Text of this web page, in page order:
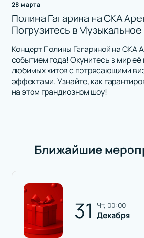
28 марта
Полина Гагарина на СКА
Погрузитесь в
Концерт Полины Гагариной на СКА
событием года! Окунитесь в мир её
любимых хитов с потрясающими
эффектами. Узнайте, как
на этом грандиозном шоу!
Ближайшие
31 чт, 00:00
Декабря